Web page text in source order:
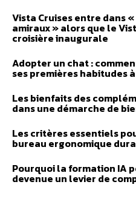
Vista Cruises entre dans
amiraux » alors que le
croisière inaugurale
Adopter un chat :
ses premières habitudes
Les bienfaits des
dans une démarche de
Les critères essentiels
bureau ergonomique
Pourquoi la formation IA
devenue un levier de